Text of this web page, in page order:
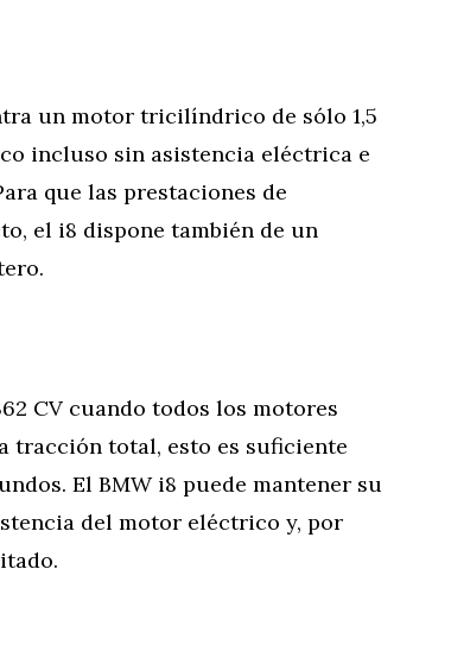
un motor tricilíndrico de sólo 1,5
incluso sin asistencia eléctrica e
que las prestaciones de
el i8 dispone también de un
CV cuando todos los motores
tracción total, esto es suficiente
El BMW i8 puede mantener su
del motor eléctrico y, por